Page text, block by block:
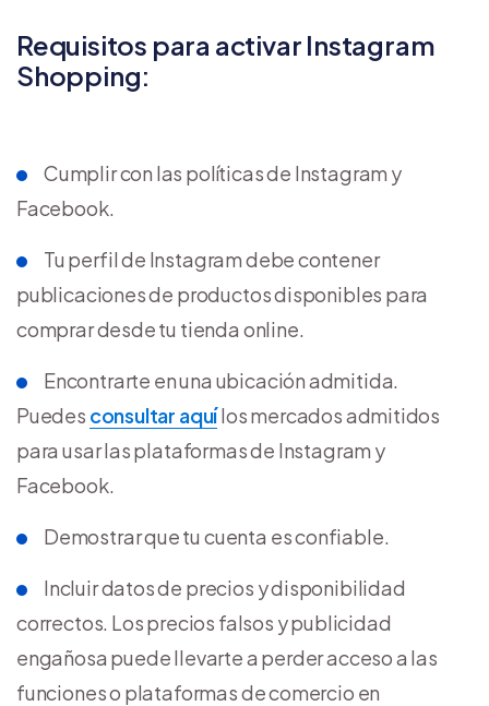
Requisitos para activar Instagram
Shopping:
Cumplir con las políticas de Instagram y
Facebook.
Tu perfil de Instagram debe contener
publicaciones de productos disponibles para
comprar desde tu tienda online.
Encontrarte en una ubicación admitida.
Puedes consultar aquílos mercados admitidos
para usar las plataformas de Instagram y
Facebook.
Demostrar que tu cuenta es confiable.
Incluir datos de precios y disponibilidad
correctos. Los precios falsos y publicidad
engañosa puede llevarte a perder acceso a las
funciones o plataformas de comercio en